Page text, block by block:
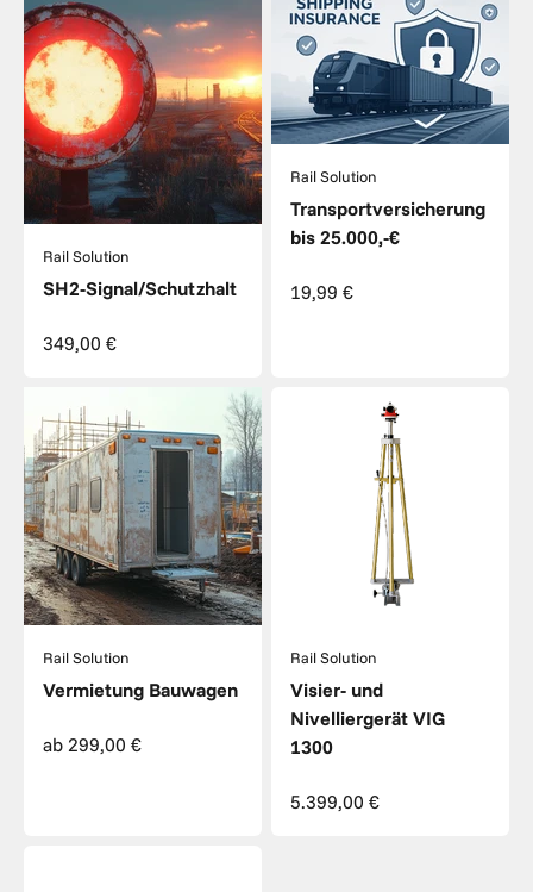
Rail Solution
SH2-Signal/Schutzhalt
Angebot
349,00 €
Rail Solution
Transportversicherung
bis 25.000,-€
Angebot
19,99 €
Rail Solution
Vermietung Bauwagen
Angebot
ab 299,00 €
Rail Solution
Visier- und
Nivelliergerät VIG
1300
Angebot
5.399,00 €